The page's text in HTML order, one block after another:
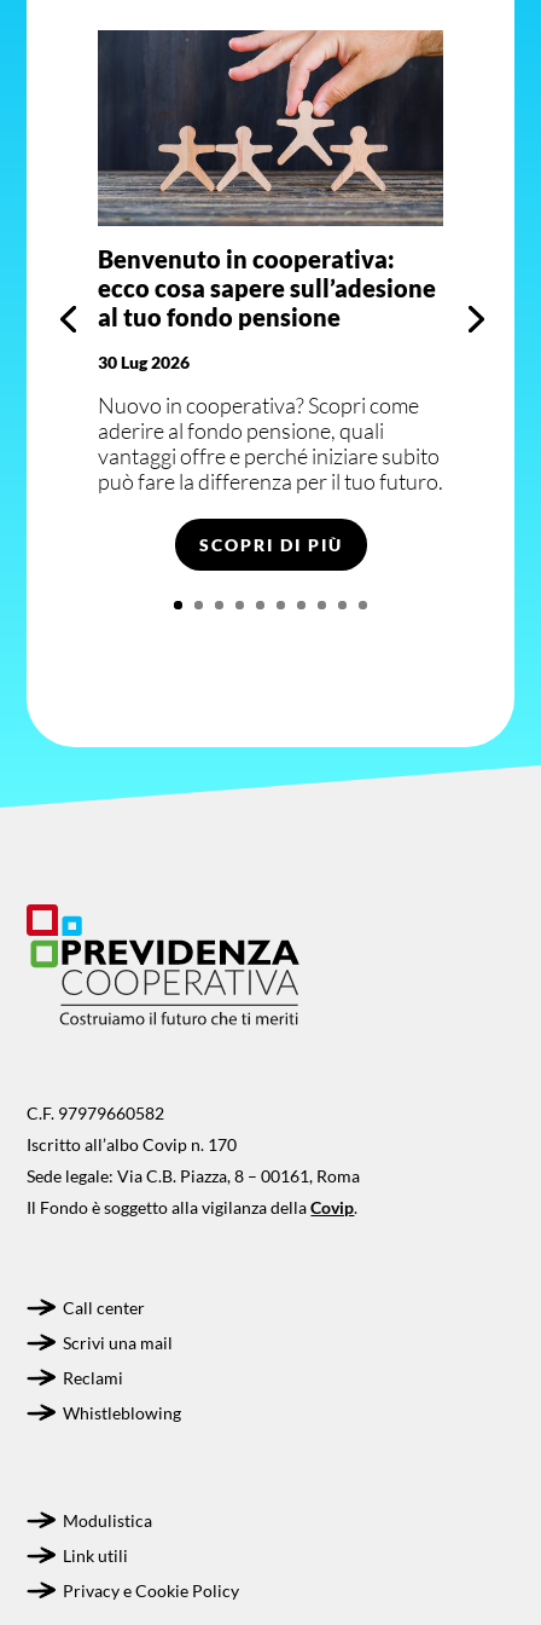
Benvenuto in cooperativa:
ecco cosa sapere sull’adesione
al tuo fondo pensione
30 Lug 2026
Nuovo in cooperativa? Scopri come
aderire al fondo pensione, quali
vantaggi offre e perché iniziare subito
può fare la differenza per il tuo futuro.
SCOPRI DI PIÙ
C.F. 97979660582
Iscritto all’albo Covip n. 170
Sede legale: Via C.B. Piazza, 8 – 00161, Roma
Il Fondo è soggetto alla vigilanza dellaCovip.
Call center
Scrivi una mail
Reclami
Whistleblowing
Modulistica
Link utili
Privacy e Cookie Policy